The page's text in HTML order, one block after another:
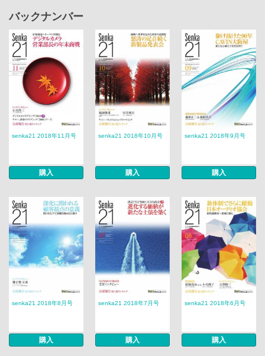
バックナンバー
senka21 2018年11月号
購入
senka21 2018年10月号
購入
senka21 2018年9月号
購入
senka21 2018年8月号
購入
senka21 2018年7月号
購入
senka21 2018年6月号
購入